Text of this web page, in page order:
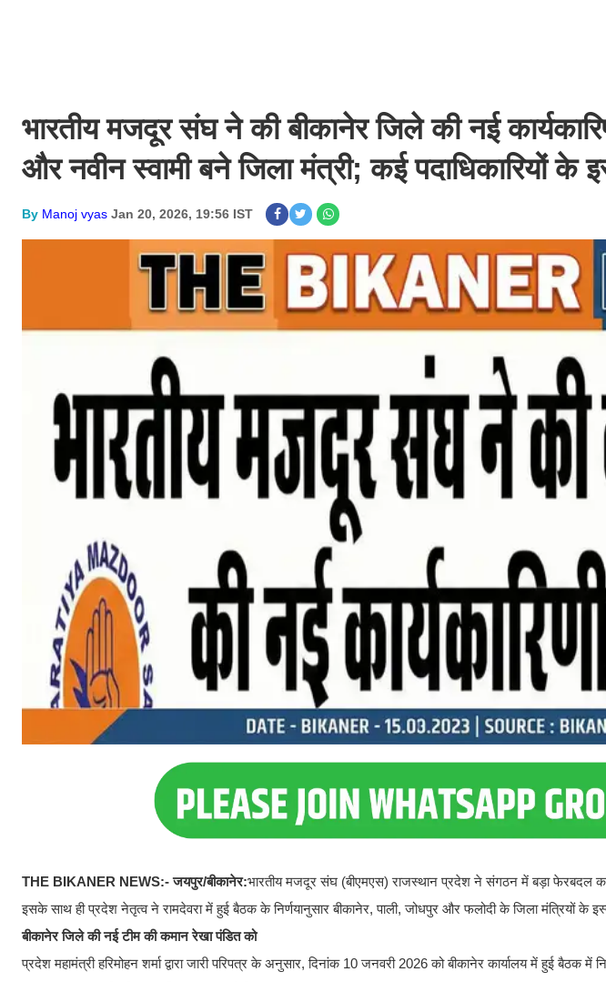
भारतीय मजदूर संघ ने की बीकानेर जिले की नई
और नवीन स्वामी बने जिला मंत्री; कई पदाधिकारियों के
By Manoj vyas Jan 20, 2026, 19:56 IST
THE BIKANER NEWS:-जयपुर/बीकानेर:भारतीय मजदूर संघ (बीएमएस) राजस्थान प्रदेश ने संगठन में बड़ा फेरबदल
इसके साथ ही प्रदेश नेतृत्व ने रामदेवरा में हुई बैठक के निर्णयानुसार बीकानेर, पाली, जोधपुर और फलोदी के जिला मंत्रियों के
बीकानेर जिले की नई टीम की कमान रेखा पंडित को
प्रदेश महामंत्री हरिमोहन शर्मा द्वारा जारी परिपत्र के अनुसार, दिनांक 10 जनवरी 2026 को बीकानेर कार्यालय में हुई बैठक में